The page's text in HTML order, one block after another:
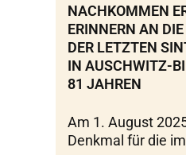
NACHKOMMEN
ERINNERN AN
DER LETZTEN
IN AUSCHWITZ-
81 JAHREN
Am 1. August
Denkmal für die im